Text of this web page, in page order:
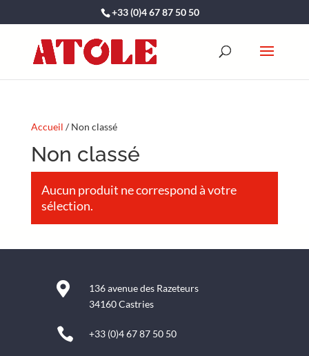
+33 (0)4 67 87 50 50
Accueil / Non classé
Non classé
Aucun produit ne correspond à votre
sélection.

136 avenue des Razeteurs
34160 Castries
 +33 (0)4 67 87 50 50